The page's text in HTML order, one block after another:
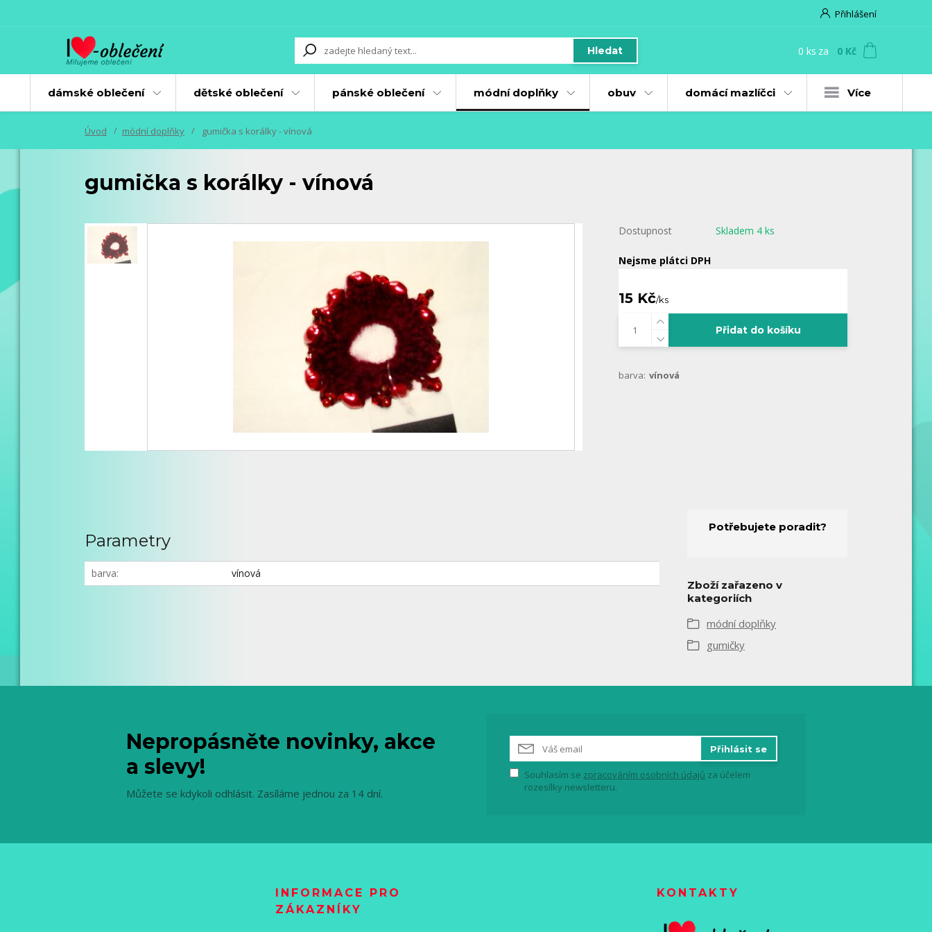
Přihlášení
Hledat 0 ks za 0 Kč
dámské oblečení dětské oblečení pánské oblečení módní doplňky obuv domácí mazlíčci Více
Úvod módní doplňky gumička s korálky - vínová
gumička s korálky - vínová
Dostupnost Skladem 4 ks
Nejsme plátci DPH
15 Kč/ks
Přidat do košíku
barva: vínová
Parametry
barva vínová
Potřebujete poradit?
Zboží zařazeno v
kategoriích
módní doplňky
gumičky
Nepropásněte novinky, akce
a slevy!
Můžete se kdykoli odhlásit. Zasíláme jednou za 14 dní.
Přihlásit se
Souhlasím se zpracováním osobních údajů za účelem
rozesílky newsletteru.
INFORMACE PRO
ZÁKAZNÍKY
KONTAKTY